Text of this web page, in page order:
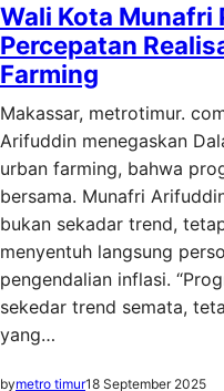
Wali Kota Munafri
Percepatan
Farming
Makassar, metrotimur.
Arifuddin menegaskan
urban farming, bahwa
bersama. Munafri
bukan sekadar trend,
menyentuh langsung
pengendalian inflasi.
sekedar trend semata,
yang…
bymetro timur18 September 2025